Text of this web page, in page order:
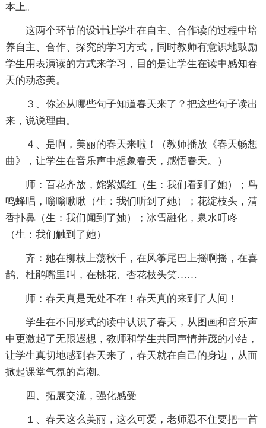
本上。
这两个环节的设计让学生在自主、合作读的过程中培
养自主、合作、探究的学习方式，同时教师有意识地鼓励
学生用表演读的方式来学习，目的是让学生在读中感知春
天的动态美。
３、你还从哪些句子知道春天来了？把这些句子读出
来，说说理由。
４、是啊，美丽的春天来啦！（教师播放《春天畅想
曲》，让学生在音乐声中想象春天，感悟春天。）
师：百花齐放，姹紫嫣红（生：我们看到了她）；鸟
鸣蜂唱，嗡嗡啾啾（生：我们听到了她）；花绽枝头，清
香扑鼻（生：我们闻到了她）；冰雪融化，泉水叮咚
（生：我们触到了她）
齐：她在柳枝上荡秋千，在风筝尾巴上摇啊摇，在喜
鹊、杜鹃嘴里叫，在桃花、杏花枝头笑……
师：春天真是无处不在！春天真的来到了人间！
学生在不同形式的读中认识了春天，从图画和音乐声
中更激起了无限遐想，教师和学生共同声情并茂的小结，
让学生真切地感到春天来了，春天就在自己的身边，从而
掀起课堂气氛的高潮。
四、拓展交流，强化感受
１、春天这么美丽，这么可爱，老师忍不住要把一首